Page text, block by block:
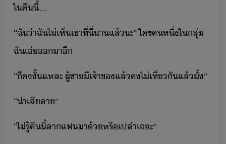
ใ​คืี้​...
“​ฉั​่า​ฉั​ไ่เห็​เขา​ที่ี่​า​แล้​ะ​”​ ​ใครคหึ่​ใ​ลุ่​
ฉั​เ่​า​ี
“​็​ค​ั้​แหละ​ ​ผู้ชา​ีเจ้าข​แล้​ค​ไ่​เที่​ั​แล้​ั้​”
“​่าเสีา​”
“​ไ่รู้​คืี้​ลา​แฟ​า​้​หรืเปล่า​เถะ​”